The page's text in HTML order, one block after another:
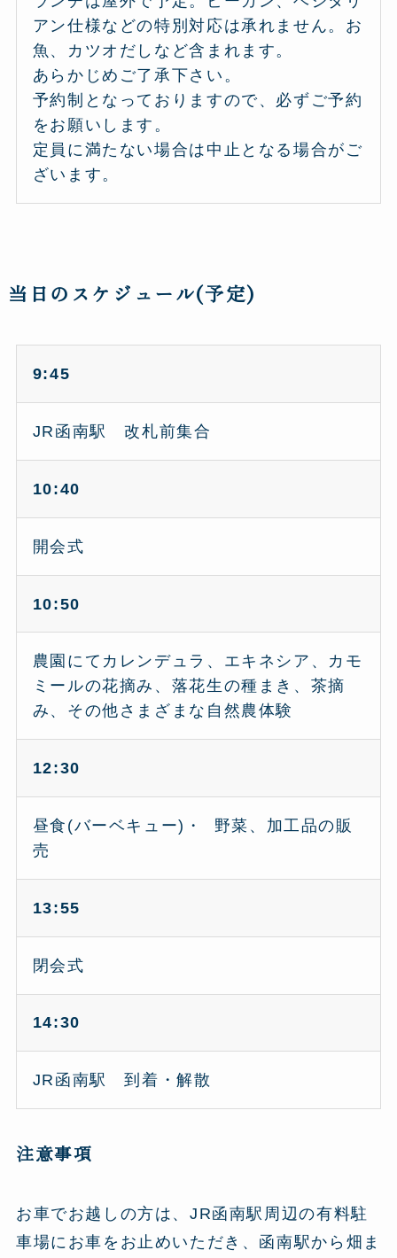
アン仕様などの特別対応は承れません。お
魚、カツオだしなど含まれます。
あらかじめご了承下さい。
予約制となっておりますので、必ずご予約
をお願いします。
定員に満たない場合は中止となる場合がご
ざいます。
当日のスケジュール(予定)
9:45
JR函南駅 改札前集合
10:40
開会式
10:50
農園にてカレンデュラ、エキネシア、カモ
ミールの花摘み、落花生の種まき、茶摘
み、その他さまざまな自然農体験
12:30
昼食(バーベキュー)・ 野菜、加工品の販
売
13:55
閉会式
14:30
JR函南駅 到着・解散
注意事項
お車でお越しの方は、JR函南駅周辺の有料駐
車場にお車をお止めいただき、函南駅から畑ま